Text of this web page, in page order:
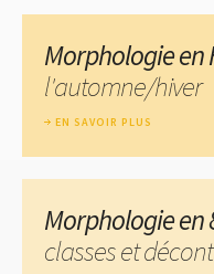
Morphologie en
l'automne/hiver
EN SAVOIR PLUS
Morphologie en
classes et